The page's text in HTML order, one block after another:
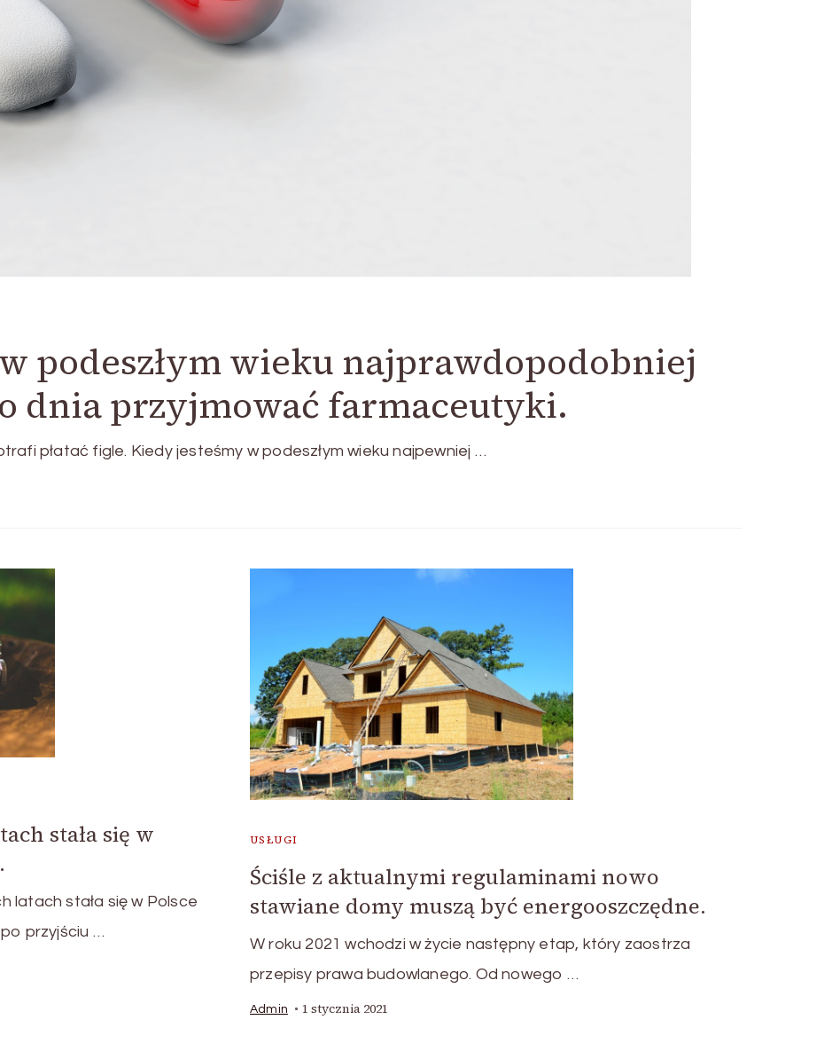
podeszłym wieku najprawdopodobniej
dnia przyjmować farmaceutyki.
płatać figle. Kiedy jesteśmy w podeszłym wieku najpewniej …
stała się w
latach stała się w Polsce
przyjściu …
USŁUGI
Ściśle z aktualnymi regulaminami nowo
stawiane domy muszą być energooszczędne.
W roku 2021 wchodzi w życie następny etap, który zaostrza
przepisy prawa budowlanego. Od nowego …
Admin 1 stycznia 2021